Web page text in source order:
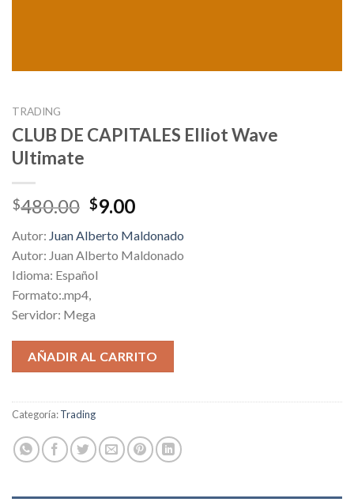
TRADING
CLUB DE CAPITALES Elliot Wave
Ultimate
$480.00 Original
was:
$480.00.
$9.00Current
is:
$9.00.
Autor: Juan Alberto Maldonado
Autor: Juan Alberto Maldonado
Idioma: Español
Formato:.mp4,
Servidor: Mega
AÑADIR AL CARRITO
Categoría:Trading